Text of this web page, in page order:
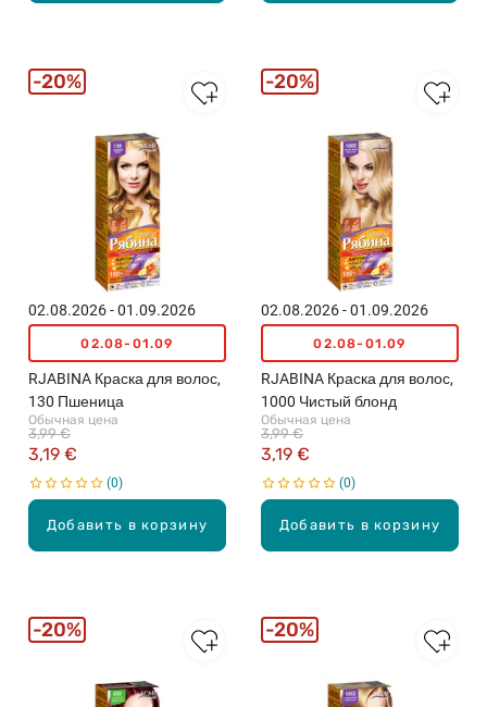
Добавить в корзину
02.08.2026 - 01.09.2026
02.08-01.09
RJABINA Краска для волос,
130 Пшеница
Обычная цена
3,19 €
3,99 €
0
20%
Добавить в корзину
02.08.2026 - 01.09.2026
02.08-01.09
RJABINA Краска для волос,
1000 Чистый блонд
Обычная цена
3,19 €
3,99 €
0
20%
20% 20%